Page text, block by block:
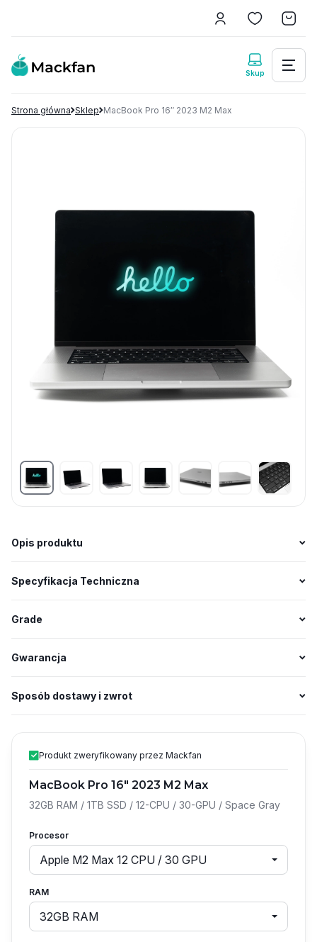
Strona główna Sklep MacBook Pro 16″ 2023 M2 Max
Opis produktu
Specyfikacja Techniczna
Grade
Gwarancja
Sposób dostawy i zwrot
Produkt zweryfikowany przez Mackfan
MacBook Pro 16″ 2023 M2 Max
32GB RAM / 1TB SSD / 12-CPU / 30-GPU / Space Gray
Procesor
Apple M2 Max 12 CPU / 30 GPU
RAM
32GB RAM